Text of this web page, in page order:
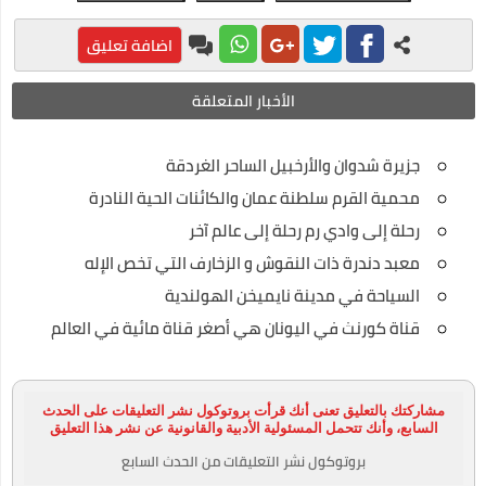
كيفية السفر للعلاج بالخارج على نفقة الدولة الجديد
نصائح لكي في حملك للمحافظة علي صحتك وصحة جنينك
الحركات المرورية التي تسهل عليكي السواقة
اضافة تعليق
الأخبار المتعلقة
جزيرة شدوان والأرخبيل الساحر الغردقة
محمية القرم سلطنة عمان والكائنات الحية النادرة
رحلة إلى وادي رم رحلة إلى عالم آخر
معبد دندرة ذات النقوش و الزخارف التي تخص الإله
السياحة في مدينة نايميخن الهولندية
قناة كورنث في اليونان هي أصغر قناة مائية في العالم
مشاركتك بالتعليق تعنى أنك قرأت بروتوكول نشر التعليقات على الحدث
السابع، وأنك تتحمل المسئولية الأدبية والقانونية عن نشر هذا التعليق
بروتوكول نشر التعليقات من الحدث السابع